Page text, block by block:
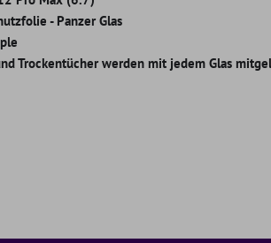
- Panzer Glas
Trockentücher werden mit jedem Glas